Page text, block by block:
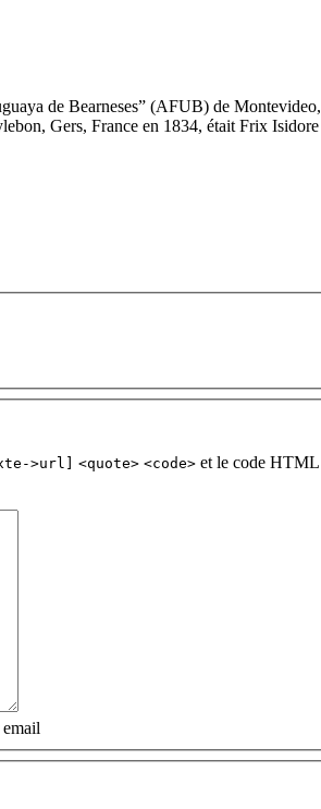
de Bearneses” (AFUB) de
Gers, France en 1834, était Frix
>url] <quote> <code> et le code HTML